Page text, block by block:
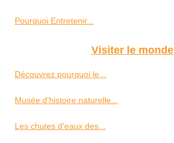
Pourquoi Entretenir...
Visiter le monde
Découvrez pourquoi le...
Musée d'histoire naturelle...
Les chutes d'eaux des...